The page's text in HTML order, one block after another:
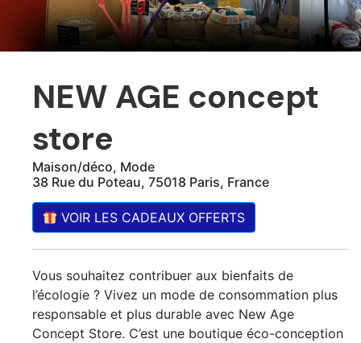
NEW AGE concept
store
Maison/déco, Mode
38 Rue du Poteau, 75018 Paris, France
VOIR LES CADEAUX OFFERTS
Vous souhaitez contribuer aux bienfaits de
l’écologie ? Vivez un mode de consommation plus
responsable et plus durable avec New Age
Concept Store. C’est une boutique éco-conception